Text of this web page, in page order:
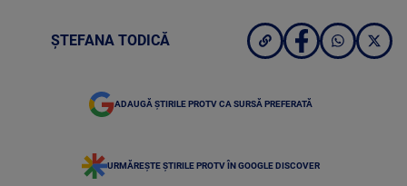
ȘTEFANA TODICĂ
ADAUGĂ ȘTIRILE PROTV CA SURSĂ PREFERATĂ
URMĂREȘTE ȘTIRILE PROTV ÎN GOOGLE DISCOVER